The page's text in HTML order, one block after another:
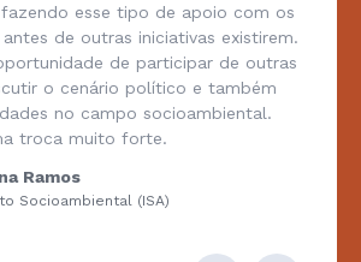
fazendo esse tipo de apoio com os
de outras iniciativas existirem.
de participar de outras
o cenário político e também
no campo socioambiental.
troca muito forte.
Ramos
Socioambiental (ISA)